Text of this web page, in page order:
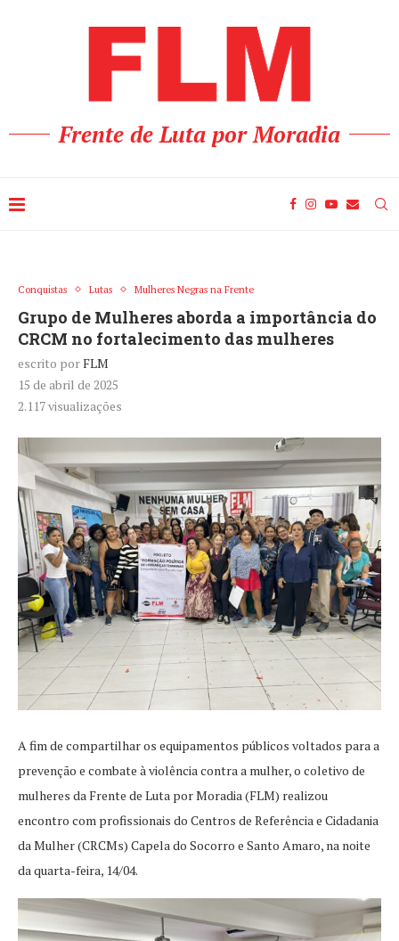
Frente de Luta por Moradia
Conquistas Lutas Mulheres Negras na Frente
Grupo de Mulheres aborda a importância do
CRCM no fortalecimento das mulheres
escrito porFLM
15 de abril de 2025
2.117visualizações
A fim de compartilhar os equipamentos públicos voltados para a
prevenção e combate à violência contra a mulher, o coletivo de
mulheres da Frente de Luta por Moradia (FLM) realizou
encontro com profissionais do Centros de Referência e Cidadania
da Mulher (CRCMs) Capela do Socorro e Santo Amaro, na noite
da quarta-feira, 14/04.